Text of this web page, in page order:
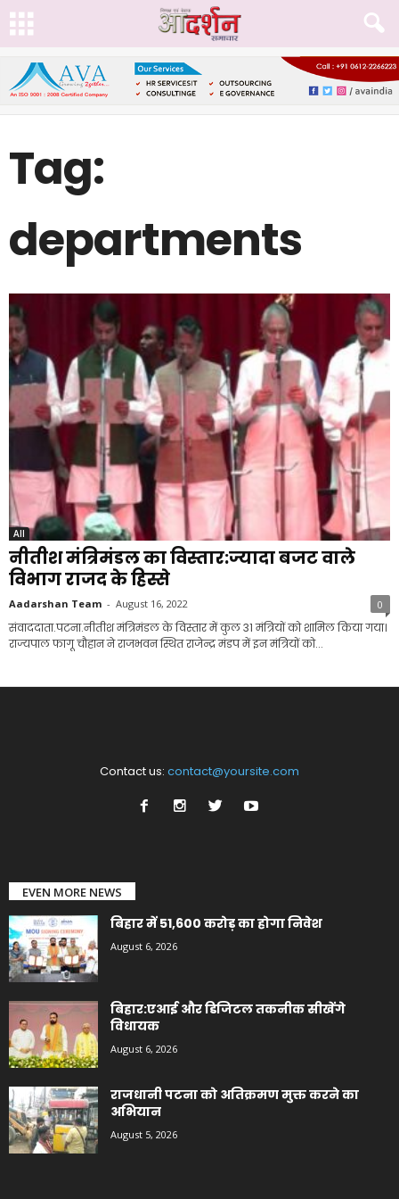
Tag:
departments
All
नीतीश मंत्रिमंडल का विस्तार:ज्यादा बजट वाले
विभाग राजद के हिस्से
Aadarshan Team - August 16, 2022 0
संवाददाता.पटना.नीतीश मंत्रिमंडल के विस्तार में कुल 31 मंत्रियों को शामिल किया गया।
राज्यपाल फागू चौहान ने राजभवन स्थित राजेन्द्र मंडप में इन मंत्रियों को...
Contact us: contact@yoursite.com
EVEN MORE NEWS
बिहार में 51,600 करोड़ का होगा निवेश
August 6, 2026
बिहार:एआई और डिजिटल तकनीक सीखेंगे
विधायक
August 6, 2026
राजधानी पटना को अतिक्रमण मुक्त करने का
अभियान
August 5, 2026